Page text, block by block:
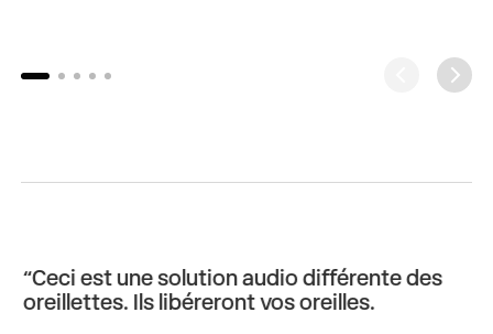
“Ceci est une solution audio différente des
oreillettes. Ils libéreront vos oreilles.